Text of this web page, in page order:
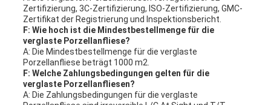
Zertifizierung, 3C-Zertifizierung, ISO-Zertifizierung, GMC-
Zertifikat der Registrierung und Inspektionsbericht.
F: Wie hoch ist die Mindestbestellmenge für die
verglaste Porzellanfliese?
A: Die Mindestbestellmenge für die verglaste
Porzellanfliese beträgt 1000 m2.
F: Welche Zahlungsbedingungen gelten für die
verglaste Porzellanfliesen?
A: Die Zahlungsbedingungen für die verglaste